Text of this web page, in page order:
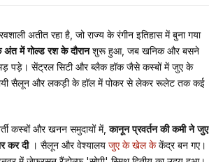
अतीत रहा है, जो राज्य के रंगीन इतिहास में बुना गया
अंत में गोल्ड रश के दौरानशुरू हुआ, जब खनिक और बसने
पड़े। सेंट्रल सिटी और ब्लैक हॉक जैसे कस्बों में जुए के
सैलून और लकड़ी के हॉल में पोकर से लेकर रूलेट तक कई
कस्बों और खनन समुदायों में,कानून प्रवर्तन की कमी ने जुए
कर दी। सैलून और वेश्यालय जुए के खेल केकेंद्र बन गए।